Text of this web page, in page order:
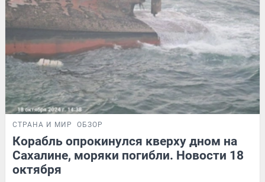
СТРАНА И МИР ОБЗОР
Корабль опрокинулся кверху дном на
Сахалине, моряки погибли. Новости 18
октября